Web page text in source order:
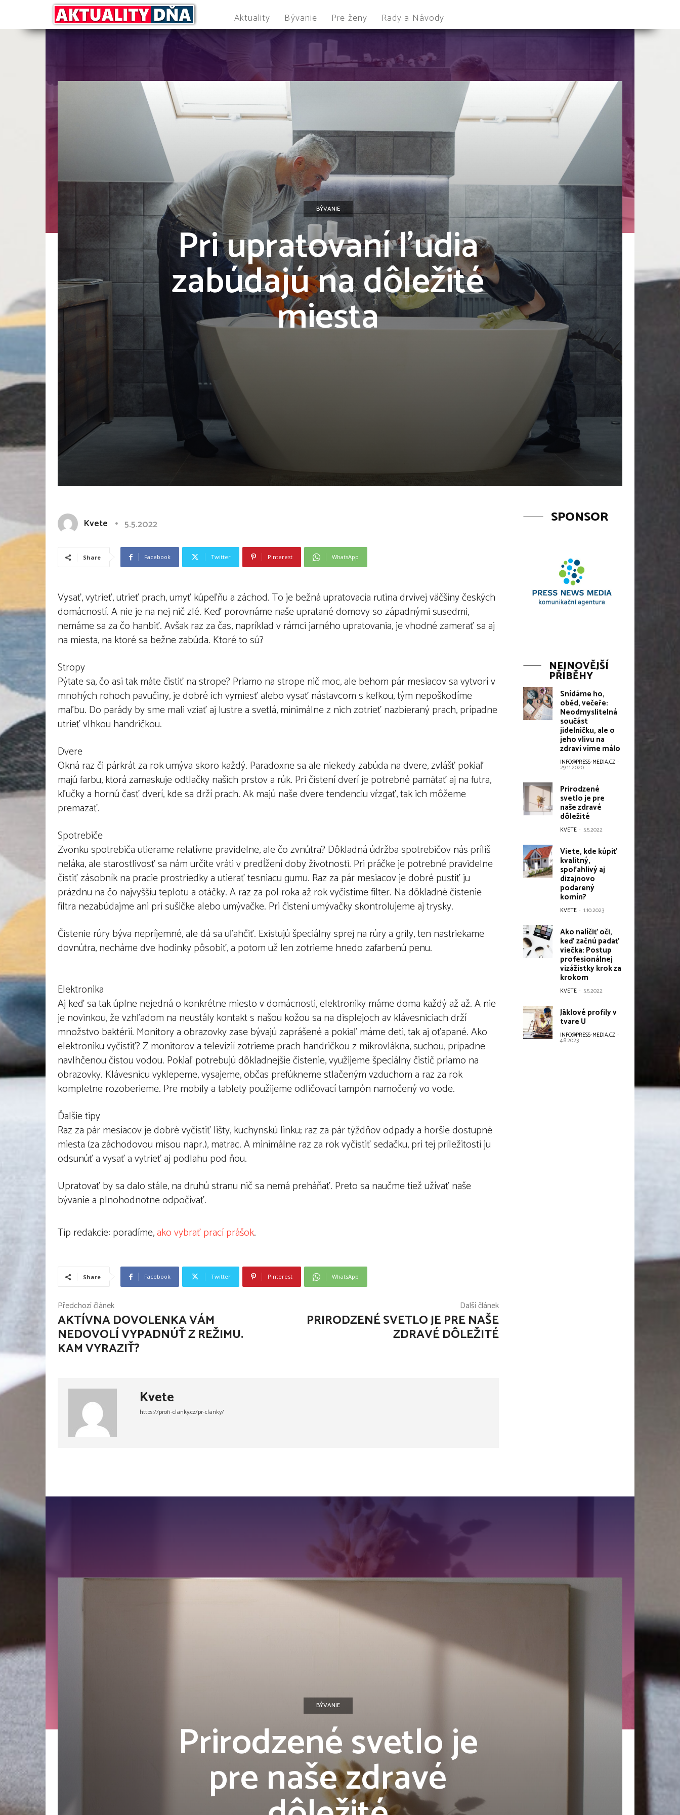
Aktuality Bývanie Pre ženy Rady a Návody
BÝVANIE
Pri upratovaní ľudia
zabúdajú na dôležité
miesta
Kvete 5.5.2022
Share Facebook Twitter Pinterest WhatsApp
Vysať, vytrieť, utrieť prach, umyť kúpeľňu a záchod. To je bežná upratovacia rutina drvivej väčšiny českých
domácností. A nie je na nej nič zlé. Keď porovnáme naše upratané domovy so západnými susedmi,
nemáme sa za čo hanbiť. Avšak raz za čas, napríklad v rámci jarného upratovania, je vhodné zamerať sa aj
na miesta, na ktoré sa bežne zabúda. Ktoré to sú?
Stropy
Pýtate sa, čo asi tak máte čistiť na strope? Priamo na strope nič moc, ale behom pár mesiacov sa vytvorí v
mnohých rohoch pavučiny, je dobré ich vymiesť alebo vysať nástavcom s kefkou, tým nepoškodíme
maľbu. Do parády by sme mali vziať aj lustre a svetlá, minimálne z nich zotrieť nazbieraný prach, prípadne
utrieť vlhkou handričkou.
Dvere
Okná raz či párkrát za rok umýva skoro každý. Paradoxne sa ale niekedy zabúda na dvere, zvlášť pokiaľ
majú farbu, ktorá zamaskuje odtlačky našich prstov a rúk. Pri čistení dverí je potrebné pamätať aj na futra,
kľučky a hornú časť dverí, kde sa drží prach. Ak majú naše dvere tendenciu vŕzgať, tak ich môžeme
premazať.
Spotrebiče
Zvonku spotrebiča utierame relatívne pravidelne, ale čo zvnútra? Dôkladná údržba spotrebičov nás príliš
neláka, ale starostlivosť sa nám určite vráti v predĺžení doby životnosti. Pri práčke je potrebné pravidelne
čistiť zásobník na pracie prostriedky a utierať tesniacu gumu. Raz za pár mesiacov je dobré pustiť ju
prázdnu na čo najvyššiu teplotu a otáčky. A raz za pol roka až rok vyčistíme filter. Na dôkladné čistenie
filtra nezabúdajme ani pri sušičke alebo umývačke. Pri čistení umývačky skontrolujeme aj trysky.
Čistenie rúry býva nepríjemné, ale dá sa uľahčiť. Existujú špeciálny sprej na rúry a grily, ten nastriekame
dovnútra, necháme dve hodinky pôsobiť, a potom už len zotrieme hnedo zafarbenú penu.
Elektronika
Aj keď sa tak úplne nejedná o konkrétne miesto v domácnosti, elektroniky máme doma každý až až. A nie
je novinkou, že vzhľadom na neustály kontakt s našou kožou sa na displejoch av klávesniciach drží
množstvo baktérií. Monitory a obrazovky zase bývajú zaprášené a pokiaľ máme deti, tak aj oťapané. Ako
elektroniku vyčistiť? Z monitorov a televízií zotrieme prach handričkou z mikrovlákna, suchou, prípadne
navlhčenou čistou vodou. Pokiaľ potrebujú dôkladnejšie čistenie, využijeme špeciálny čistič priamo na
obrazovky. Klávesnicu vyklepeme, vysajeme, občas prefúkneme stlačeným vzduchom a raz za rok
kompletne rozoberieme. Pre mobily a tablety použijeme odličovací tampón namočený vo vode.
Ďalšie tipy
Raz za pár mesiacov je dobré vyčistiť lišty, kuchynskú linku; raz za pár týždňov odpady a horšie dostupné
miesta (za záchodovou misou napr.), matrac. A minimálne raz za rok vyčistiť sedačku, pri tej príležitosti ju
odsunúť a vysať a vytrieť aj podlahu pod ňou.
Upratovať by sa dalo stále, na druhú stranu nič sa nemá preháňať. Preto sa naučme tiež užívať naše
bývanie a plnohodnotne odpočívať.
Tip redakcie: poradíme,ako vybrať prací prášok.
Share Facebook Twitter Pinterest WhatsApp
Předchozí článek
AKTÍVNA DOVOLENKA VÁM
NEDOVOLÍ VYPADNÚŤ Z REŽIMU.
KAM VYRAZIŤ?
Další článek
PRIRODZENÉ SVETLO JE PRE NAŠE
ZDRAVÉ DÔLEŽITÉ
Kvete
https://profi-clanky.cz/pr-clanky/
SPONSOR
NEJNOVĚJŠÍ
PŘÍBĚHY
Snídáme ho,
oběd, večeře:
Neodmyslitelná
součást
jídelníčku, ale o
jeho vlivu na
zdraví víme málo
INFO@PRESS-MEDIA.CZ -
29.11.2020
Prirodzené
svetlo je pre
naše zdravé
dôležité
KVETE - 5.5.2022
Viete, kde kúpiť
kvalitný,
spoľahlivý aj
dizajnovo
podarený
komín?
KVETE - 1.10.2023
Ako nalíčiť oči,
keď začnú padať
viečka: Postup
profesionálnej
vizážistky krok za
krokom
KVETE - 5.5.2022
Jäklové profily v
tvare U
INFO@PRESS-MEDIA.CZ -
4.8.2023